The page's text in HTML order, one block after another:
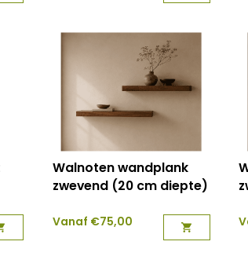
Walnoten wandplank
zwevend (20 cm diepte)
Vanaf €75,00